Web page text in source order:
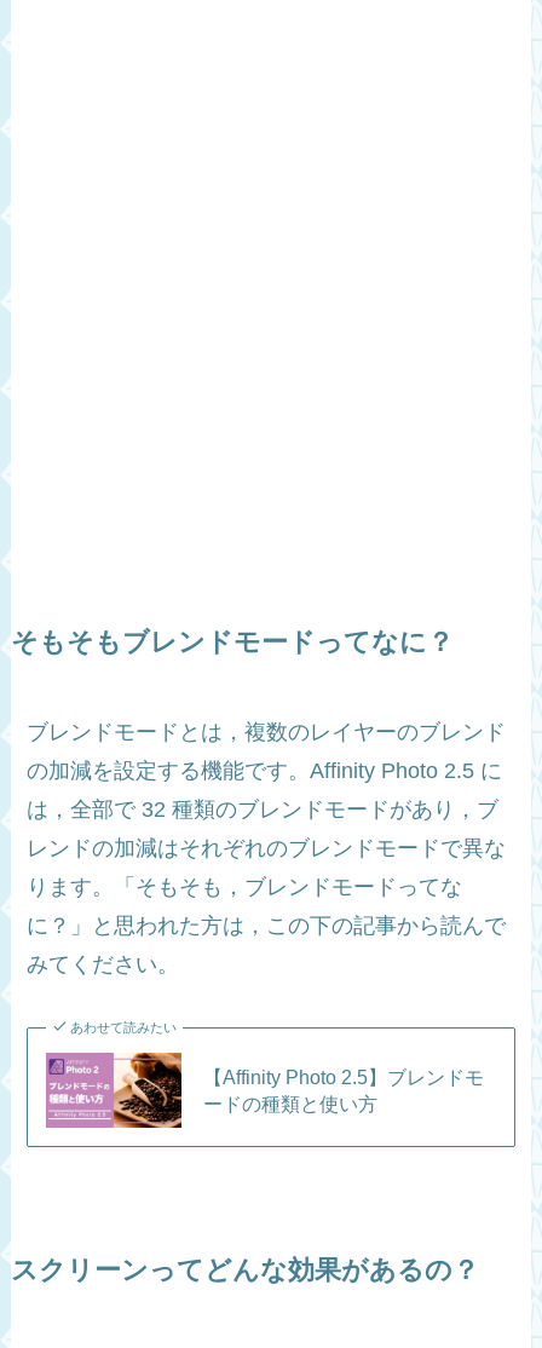
そもそもブレンドモードってなに？
ブレンドモードとは，複数のレイヤーのブレンド
の加減を設定する機能です。Affinity Photo 2.5 に
は，全部で 32 種類のブレンドモードがあり，ブ
レンドの加減はそれぞれのブレンドモードで異な
ります。「そもそも，ブレンドモードってな
に？」と思われた方は，この下の記事から読んで
みてください。
あわせて読みたい
【Affinity Photo 2.5】ブレンドモ
ードの種類と使い方
スクリーンってどんな効果があるの？